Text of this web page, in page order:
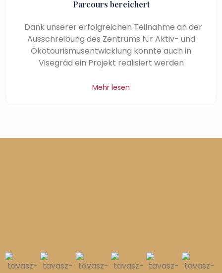
Parcours bereichert
Dank unserer erfolgreichen Teilnahme an der
Ausschreibung des Zentrums für Aktiv- und
Ökotourismusentwicklung konnte auch in
Visegrád ein Projekt realisiert werden
Mehr lesen